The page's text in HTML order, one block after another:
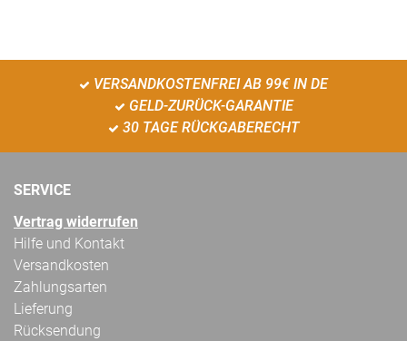
VERSANDKOSTENFREI AB 99€ IN DE
GELD-ZURÜCK-GARANTIE
30 TAGE RÜCKGABERECHT
SERVICE
Vertrag widerrufen
Hilfe und Kontakt
Versandkosten
Zahlungsarten
Lieferung
Rücksendung